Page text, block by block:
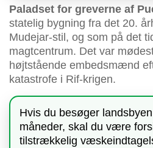
Paladset for greverne af
statelig bygning fra det 20.
Mudejar-stil, og som på det
magtcentrum. Det var
højtstående embedsmænd
katastrofe i Rif-krigen.
Hvis du besøger
måneder, skal du være
tilstrækkelig